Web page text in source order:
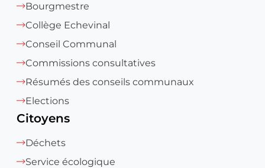
Bourgmestre
Collège Echevinal
Conseil Communal
Commissions consultatives
Résumés des conseils communaux
Elections
Citoyens
Déchets
Service écologique